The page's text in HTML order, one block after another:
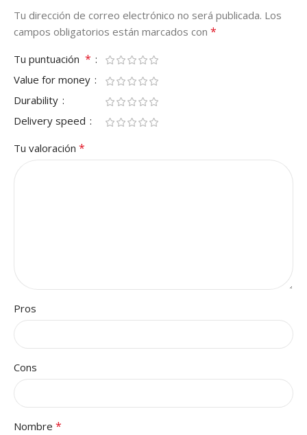
Tu dirección de correo electrónico no será publicada. Los
campos obligatorios están marcados con *
Tu puntuación *
Value for money
Durability
Delivery speed
Tu valoración *
Pros
Cons
Nombre *